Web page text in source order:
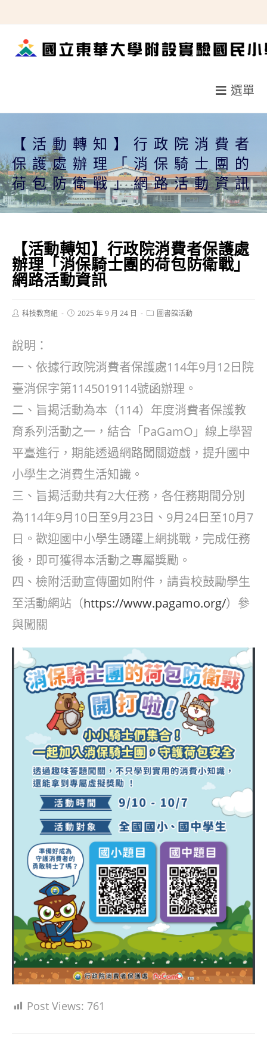
轉
選單
【活動轉知】行政院消費者
保護處辦理「消保騎士團的
荷包防衛戰」網路活動資訊
【活動轉知】行政院消費者保護處
辦理「消保騎士團的荷包防衛戰」
網路活動資訊
Post科技教育組
Post2025 年 9 月 24 日
Post圖書館活動
說明：
一、依據行政院消費者保護處114年9月12日院
臺消保字第1145019114號函辦理。
二、旨揭活動為本（114）年度消費者保護教
育系列活動之一，結合「PaGamO」線上學習
平臺進行，期能透過網路闖關遊戲，提升國中
小學生之消費生活知識。
三、旨揭活動共有2大任務，各任務期間分別
為114年9月10日至9月23日、9月24日至10月7
日。歡迎國中小學生踴躍上網挑戰，完成任務
後，即可獲得本活動之專屬獎勵。
四、檢附活動宣傳圖如附件，請貴校鼓勵學生
至活動網站（https://www.pagamo.org/）參
與闖關
Post Views: 761